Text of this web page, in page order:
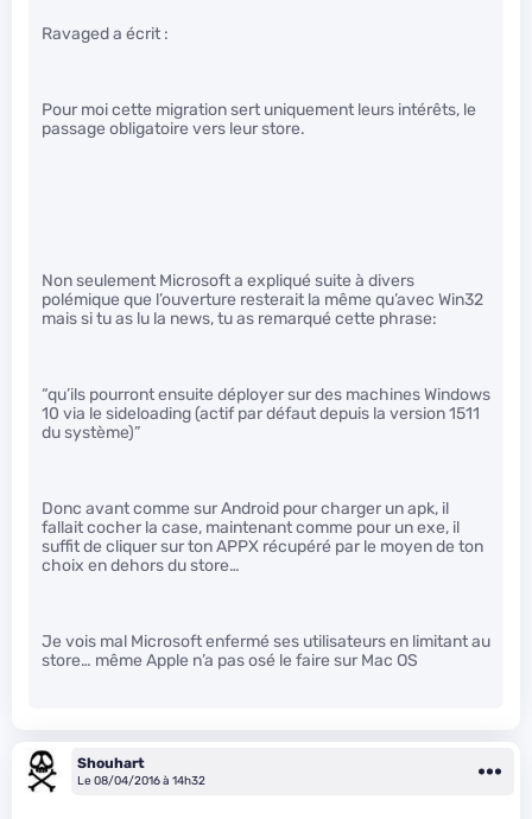
Ravaged a écrit :
Pour moi cette migration sert uniquement leurs intérêts, le
passage obligatoire vers leur store.
Non seulement Microsoft a expliqué suite à divers
polémique que l’ouverture resterait la même qu’avec Win32
mais si tu as lu la news, tu as remarqué cette phrase:
“qu’ils pourront ensuite déployer sur des machines Windows
10 via le sideloading (actif par défaut depuis la version 1511
du système)”
Donc avant comme sur Android pour charger un apk, il
fallait cocher la case, maintenant comme pour un exe, il
suffit de cliquer sur ton APPX récupéré par le moyen de ton
choix en dehors du store…
Je vois mal Microsoft enfermé ses utilisateurs en limitant au
store… même Apple n’a pas osé le faire sur Mac OS
Shouhart
Le 08/04/2016 à 14h32